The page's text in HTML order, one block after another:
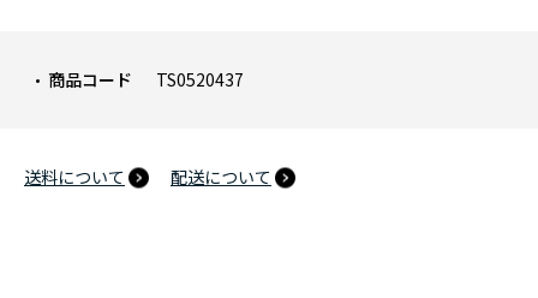
商品コード TS0520437
送料について 配送について